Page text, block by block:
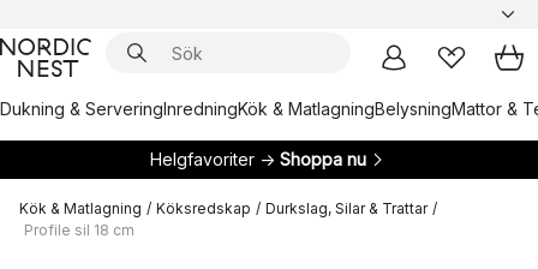
Dukning & ServeringInredningKök & MatlagningBelysningMattor &
Helgfavoriter → Shoppa nu
Kök & Matlagning / Köksredskap / Durkslag, Silar & Trattar /
Profile sil 18 cm